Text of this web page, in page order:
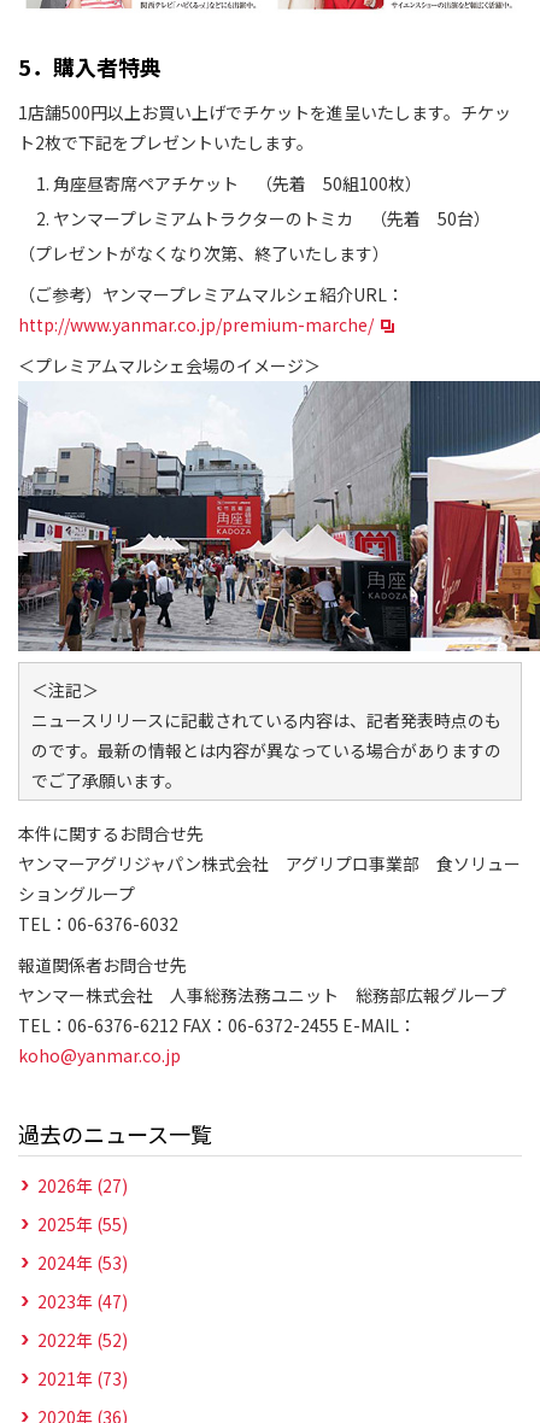
5．購入者特典
1店舗500円以上お買い上げでチケットを進呈いたします。チケッ
ト2枚で下記をプレゼントいたします。
角座昼寄席ペアチケット （先着 50組100枚）
ヤンマープレミアムトラクターのトミカ （先着 50台）
（プレゼントがなくなり次第、終了いたします）
（ご参考）ヤンマープレミアムマルシェ紹介URL：
http://www.yanmar.co.jp/premium-marche/
＜プレミアムマルシェ会場のイメージ＞
＜注記＞
ニュースリリースに記載されている内容は、記者発表時点のも
のです。最新の情報とは内容が異なっている場合がありますの
でご了承願います。
本件に関するお問合せ先
ヤンマーアグリジャパン株式会社 アグリプロ事業部 食ソリュー
ショングループ
TEL：06-6376-6032
報道関係者お問合せ先
ヤンマー株式会社 人事総務法務ユニット 総務部広報グループ
TEL：06-6376-6212 FAX：06-6372-2455 E-MAIL：
koho@yanmar.co.jp
過去のニュース一覧
2026年 (27)
2025年 (55)
2024年 (53)
2023年 (47)
2022年 (52)
2021年 (73)
2020年 (36)